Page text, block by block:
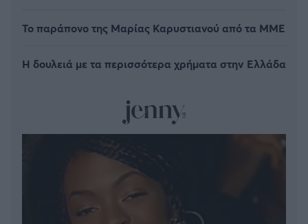
Το παράπονο της Μαρίας Καρυστιανού από τα ΜΜΕ
Η δουλειά με τα περισσότερα χρήματα στην Ελλάδα